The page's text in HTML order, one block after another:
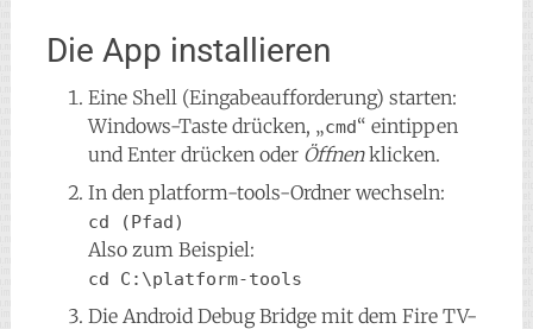
Die App installieren
Eine Shell (Eingabeaufforderung) starten:
Windows-Taste drücken, „cmd“ eintippen
und Enter drücken oder Öffnenklicken.
In den platform-tools-Ordner wechseln:
cd (Pfad)
Also zum Beispiel:
cd C:\platform-tools
Die Android Debug Bridge mit dem Fire TV-